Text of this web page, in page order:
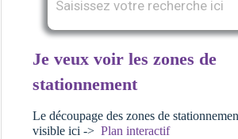
Je veux voir les zones de
stationnement
Le découpage des zones de
visible ici -> Plan interactif